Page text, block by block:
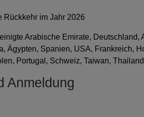
Rückkehr im Jahr 2026
Arabische Emirate, Deutschland,
Ägypten, Spanien, USA, Frankreich,
Portugal, Schweiz, Taiwan,
Anmeldung